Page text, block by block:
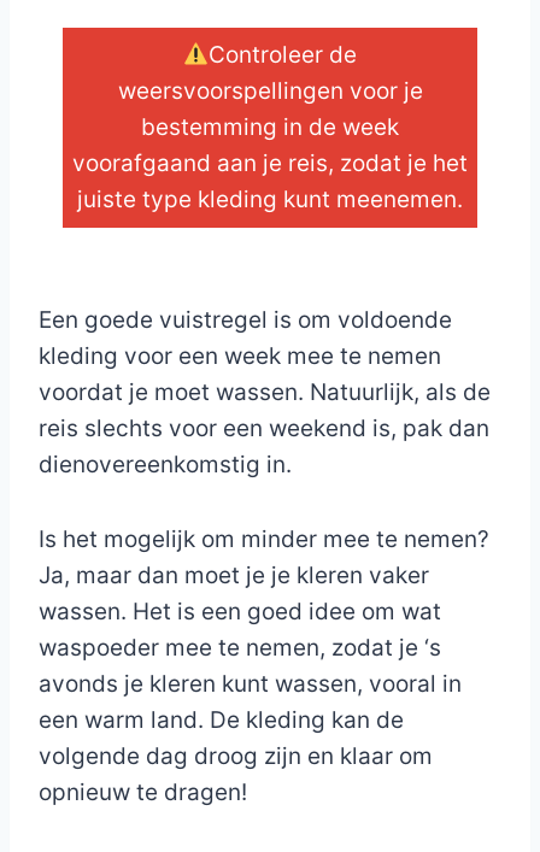
Controleer de
weersvoorspellingen voor je
bestemming in de week
voorafgaand aan je reis, zodat je het
juiste type kleding kunt meenemen.
Een goede vuistregel is om voldoende
kleding voor een week mee te nemen
voordat je moet wassen. Natuurlijk, als de
reis slechts voor een weekend is, pak dan
dienovereenkomstig in.
Is het mogelijk om minder mee te nemen?
Ja, maar dan moet je je kleren vaker
wassen. Het is een goed idee om wat
waspoeder mee te nemen, zodat je ‘s
avonds je kleren kunt wassen, vooral in
een warm land. De kleding kan de
volgende dag droog zijn en klaar om
opnieuw te dragen!